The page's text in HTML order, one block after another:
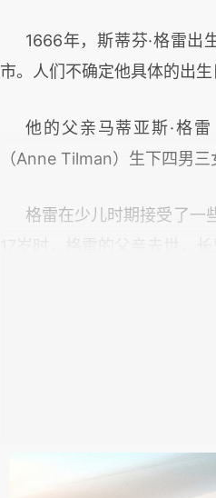
1666年，斯蒂芬·格雷出
市。人们不确定他具体的出
他的父亲马蒂亚斯·格
（Anne Tilman）生下四男三
格雷在少儿时期接受了一
格雷兴趣广泛，对天文
中，他认识了皇家学会的助
隆（Hans Sloane，1660-
人都成为格雷科学事业的重
亨特将皇家学会收藏的
及其天文学意义》、沙伊纳